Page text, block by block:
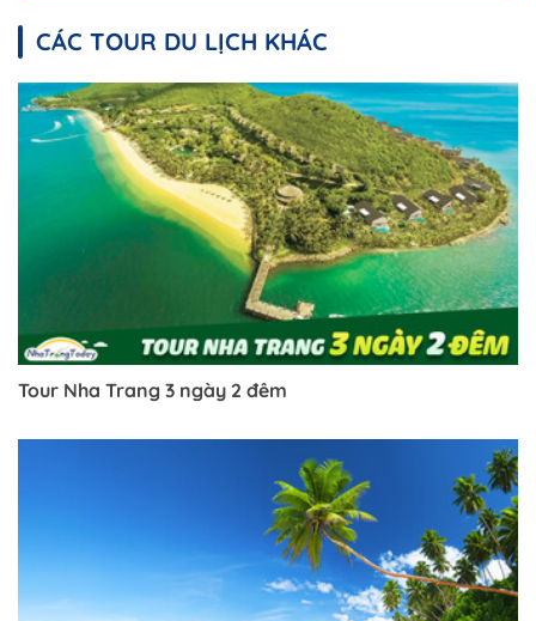
CÁC TOUR DU LỊCH KHÁC
Tour Nha Trang 3 ngày 2 đêm